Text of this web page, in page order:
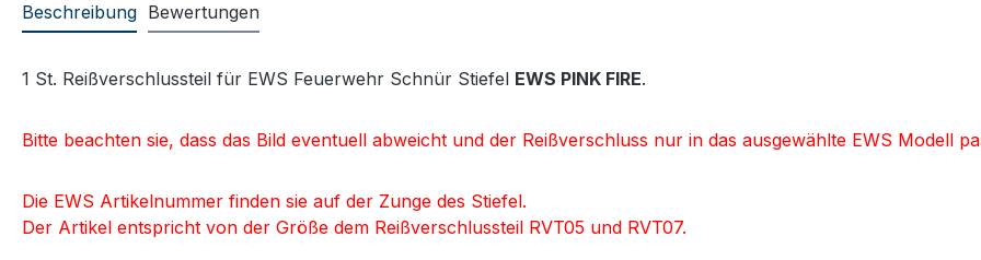
Beschreibung Bewertungen
1 St. Reißverschlussteil für EWS Feuerwehr Schnür Stiefel EWS PINK FIRE.
Bitte beachten sie, dass das Bild eventuell abweicht und der Reißverschluss nur in das ausgewählte EWS Modell
Die EWS Artikelnummer finden sie auf der Zunge des Stiefel.
Der Artikel entspricht von der Größe dem Reißverschlussteil RVT05 und RVT07.